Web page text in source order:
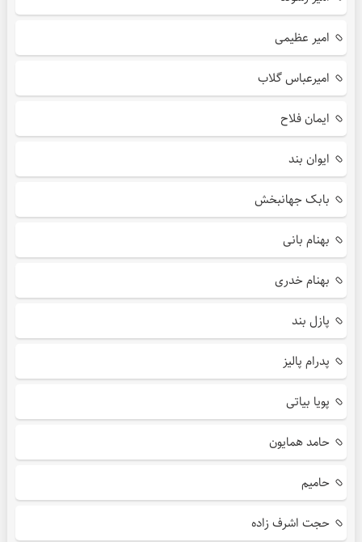
امیر عظیمی
امیرعباس گلاب
ایمان فلاح
ایوان بند
بابک جهانبخش
بهنام بانی
بهنام خدری
پازل بند
پدرام پالیز
پویا بیاتی
حامد همایون
حامیم
حجت اشرف زاده